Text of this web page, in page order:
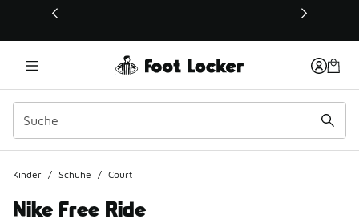
Dieser Link öffnet sich in einem neuen Fenster
Kinder / Schuhe / Court
Nike Free Ride